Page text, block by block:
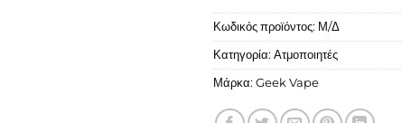
Κωδικός προϊόντος: Μ/Δ
Κατηγορία: Ατμοποιητές
Μάρκα: Geek Vape